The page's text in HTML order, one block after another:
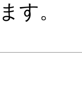
す。